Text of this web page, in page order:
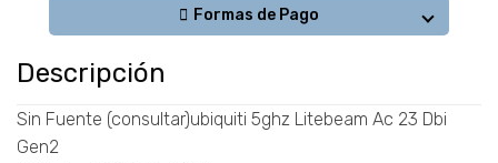
23 Dbi Gen2 -
LBE-5AC-GEN2
Formas de Pago
Descripción
Sin Fuente (consultar)ubiquiti 5ghz Litebeam Ac 23 Dbi
Gen2